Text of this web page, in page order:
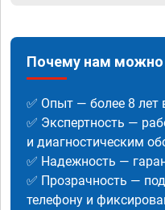
Почему нам можно
✅ Опыт — более 8 лет
✅ Экспертность —
и диагностическим
✅ Надежность —
✅ Прозрачность —
телефону и